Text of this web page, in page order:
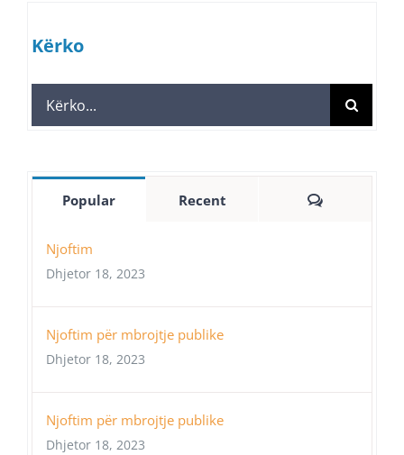
Kërko
Search
for:
Popular Recent Comments
Njoftim
Dhjetor 18, 2023
Njoftim për mbrojtje publike
Dhjetor 18, 2023
Njoftim për mbrojtje publike
Dhjetor 18, 2023